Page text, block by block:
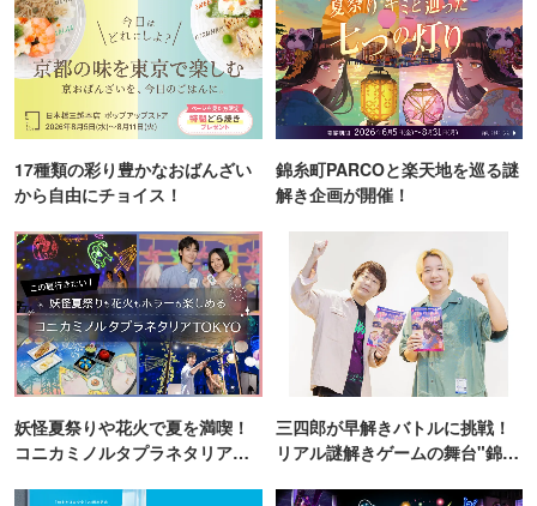
17種類の彩り豊かなおばんざい
から自由にチョイス！
錦糸町PARCOと楽天地を巡る謎
解き企画が開催！
妖怪夏祭りや花火で夏を満喫！
コニカミノルタプラネタリア
三四郎が早解きバトルに挑戦！
リアル謎解きゲームの舞台"錦糸